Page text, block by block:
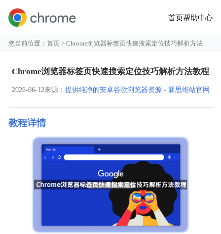
首页帮助中心
您当前位置：首页 > Chrome浏览器标签页快速搜索定位技巧解析方法教程
Chrome浏览器标签页快速搜索定位技巧解析方法教程
2026-06-12来源： 提供纯净的安卓谷歌浏览器资源 - 新思维站官网
教程详情